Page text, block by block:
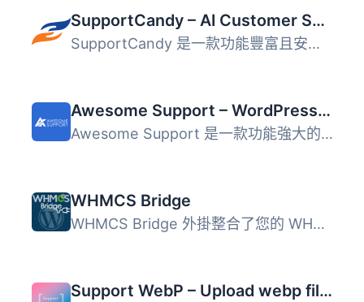
SupportCandy – AI Customer Support Ticket System & Live Chatbot Agent
SupportCandy 是一款功能豐富且安全的 WordPress 支援票務系...
Awesome Support – WordPress HelpDesk & Support Plugin
Awesome Support 是一款功能強大的 WordPress 支援外掛，提供...
WHMCS Bridge
WHMCS Bridge 外掛整合了您的 WHMCS 支援與帳單軟體到 WordPr...
Support WebP – Upload webp files in wordpress without hassle